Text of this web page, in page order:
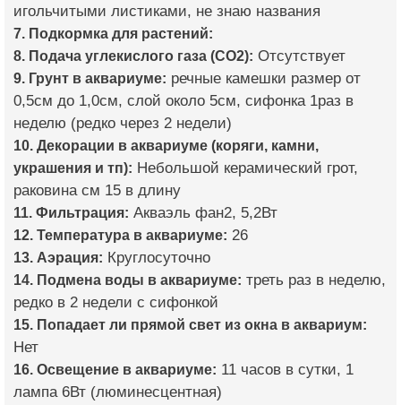
игольчитыми листиками, не знаю названия
7. Подкормка для растений:
8. Подача углекислого газа (CO2): Отсутствует
9. Грунт в аквариуме: речные камешки размер от
0,5см до 1,0см, слой около 5см, сифонка 1раз в
неделю (редко через 2 недели)
10. Декорации в аквариуме (коряги, камни,
украшения и тп): Небольшой керамический грот,
раковина см 15 в длину
11. Фильтрация: Акваэль фан2, 5,2Вт
12. Температура в аквариуме: 26
13. Аэрация: Круглосуточно
14. Подмена воды в аквариуме: треть раз в неделю,
редко в 2 недели с сифонкой
15. Попадает ли прямой свет из окна в аквариум:
Нет
16. Освещение в аквариуме: 11 часов в сутки, 1
лампа 6Вт (люминесцентная)